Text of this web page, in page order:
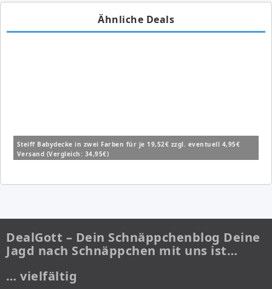
Ähnliche Deals
Steiff Babydecke in zwei Farben für je 19,52€ zzgl. eventuell 4,95€
Versand (Vergleich: 34,95€)
DealGott – Dein Schnäppchenblog Deine
Jagd nach Schnäppchen mit uns ist…
… vielfältig